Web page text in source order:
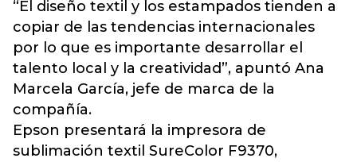
“El diseño textil y los estampados tienden a
copiar de las tendencias internacionales
por lo que es importante desarrollar el
talento local y la creatividad”, apuntó Ana
Marcela García, jefe de marca de la
compañía.
Epson presentará la impresora de
sublimación textil SureColor F9370,